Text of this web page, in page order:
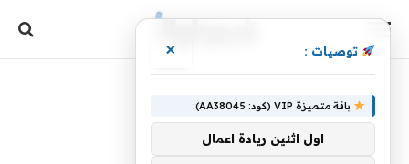
توصيات : ×
باقة متميزة VIP (كود: AA38045):
اول اثنين ريادة اعمال